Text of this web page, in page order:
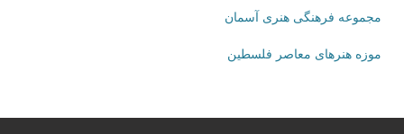
مجموعه فرهنگی هنری آسمان
موزه هنرهای‌ معاصر فلسطین